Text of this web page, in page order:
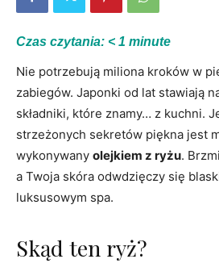
Czas czytania: < 1 minute
Nie potrzebują miliona kroków w
zabiegów. Japonki od lat stawiają
składniki, które znamy… z kuchni.
strzeżonych sekretów piękna jest
wykonywany olejkiem z ryżu.
a Twoja skóra odwdzięczy się
luksusowym spa.
Skąd ten ryż?